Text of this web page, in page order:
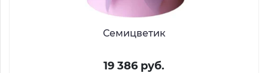
Семицветик
19 386 руб.